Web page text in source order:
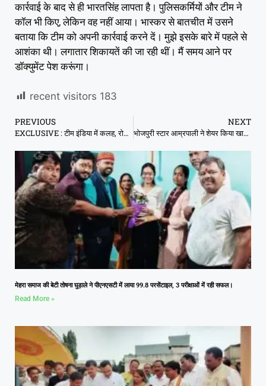
कार्रवाई के बाद से ही भारतसिंह लापता है। पुलिसकर्मियों और टीम ने
कॉल भी किए, लेकिन वह नहीं आया। भास्कर से बातचीत में उसने
बताया कि टीम को अपनी कार्रवाई करने दें। मुझे इसके बारे में पहले से
आशंका थी। लगातार शिकायतें की जा रही थीं। मैं समय आने पर
डॉक्युमेंट पेश करूंगा।
recent visitors 183
PREVIOUS
EXCLUSIVE : टीम इंडिया में कलह, रोहित को उपकप्तानी से हटाना चाहते थे कोहली
NEXT
भोजपुरी स्टार आम्रपाली ने शेयर किया खास वीडियो, लिखा- रील बनाने में बहुत मेहनत लगती है भाई…
मेहरा समाज की बेटी तोषना घुड़ाले ने पीएनएसटी में लाया 99.8 परसेंटाइल, 3 परीक्षाओं में रही सफल।
Read More »